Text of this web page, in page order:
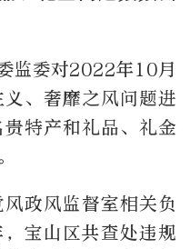
监委对2022年10月
、奢靡之风问题进
特产和礼品、礼金
风政风监督室相关负
宝山区共查处违规